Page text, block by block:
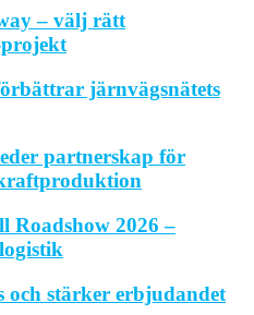
– välj rätt
järnvägsnätets
partnerskap för
Roadshow 2026 –
stärker erbjudandet